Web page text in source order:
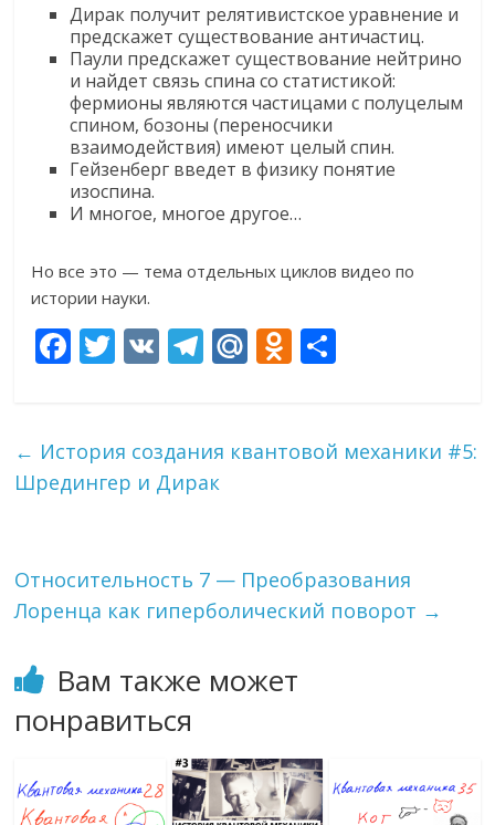
Дирак получит релятивистское уравнение и
предскажет существование античастиц.
Паули предскажет существование нейтрино
и найдет связь спина со статистикой:
фермионы являются частицами с полуцелым
спином, бозоны (переносчики
взаимодействия) имеют целый спин.
Гейзенберг введет в физику понятие
изоспина.
И многое, многое другое…
Но все это — тема отдельных циклов видео по
истории науки.
F
b
o
T
er
V T
gr
a
M
R
O
o
ni
ki
р
т
ь
← История создания квантовой механики #5:
Шредингер и Дирак
Относительность 7 — Преобразования
Лоренца как гиперболический поворот →
Вам также может
понравиться